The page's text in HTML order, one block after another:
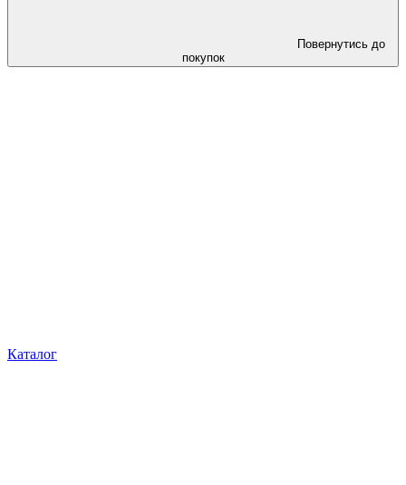
Повернутись до
покупок
Каталог